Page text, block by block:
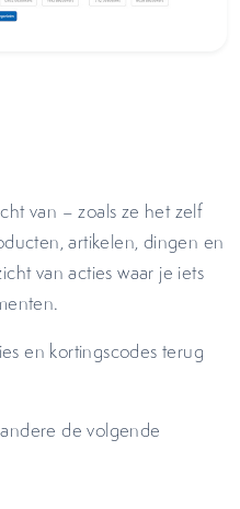
van – zoals ze het zelf
artikelen, dingen en
van acties waar je iets
en kortingscodes terug
de volgende